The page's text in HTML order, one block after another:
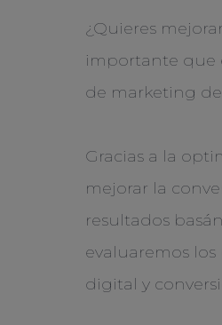
¿Quieres
importante que
de marketing
Gracias a la
mejorar la
resultados
evaluaremos
digital y